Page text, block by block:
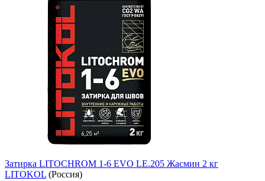
Затирка LITOCHROM 1-6 EVO LE.205 Жасмин 2 кг
LITOKOL (Россия)